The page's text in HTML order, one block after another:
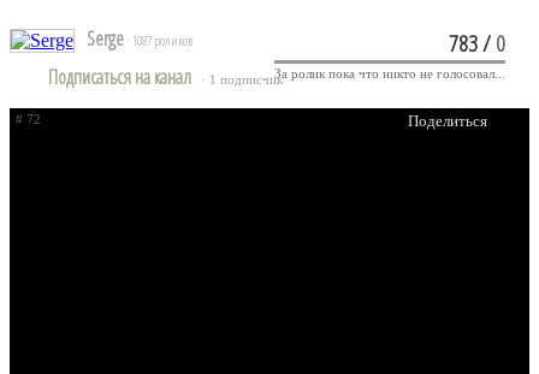
Serge · 1087 роликов
Подписаться на канал · 1 подписчик
# 72 Поделиться
783/0
За ролик пока что никто не голосовал...